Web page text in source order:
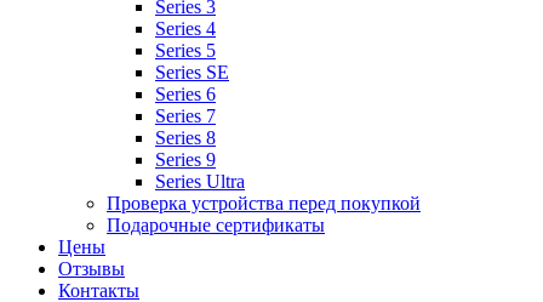
Series 3
Series 4
Series 5
Series SE
Series 6
Series 7
Series 8
Series 9
Series Ultra
Проверка устройства перед покупкой
Подарочные сертификаты
Цены
Отзывы
Контакты